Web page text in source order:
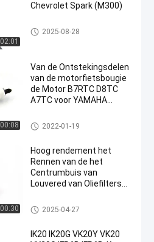
02:01
Chevrolet Spark (M300)
autobobine
2025-08-28
00:08
Van de Ontstekingsdelen
van de motorfietsbougie
de Motor B7RTC D8TC
A7TC voor YAMAHA
Motorfietsbougies
2022-01-19
00:30
Hoog rendement het
Rennen van de het
Centrumbuis van
Louvered van Oliefilters
Stroomweerstand
de filter van de motorolie
2025-04-27
IK20 IK20G VK20Y VK20